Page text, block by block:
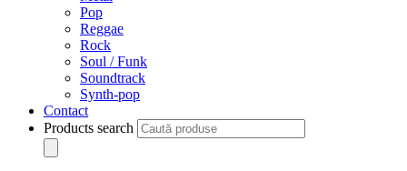
Pop
Reggae
Rock
Soul / Funk
Soundtrack
Synth-pop
Contact
Products search